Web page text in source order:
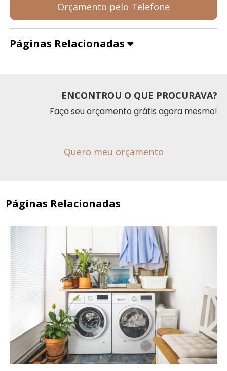
Orçamento pelo Telefone
Páginas Relacionadas
ENCONTROU O QUE PROCURAVA?
Faça seu orçamento grátis agora mesmo!
Quero meu orçamento
Páginas Relacionadas